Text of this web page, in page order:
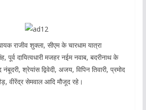
राजीव शुक्ला, सीएम के चारधाम यात्रा
पूर्व दायित्वधारी मजहर नईम नवाब, बदरीनाथ के
नंबूदरी, श्रेयांस द्विवेदी, अजय, विपिन तिवारी, प्रमोद
वीरेंद्र सेमवाल आदि मौजूद रहे।